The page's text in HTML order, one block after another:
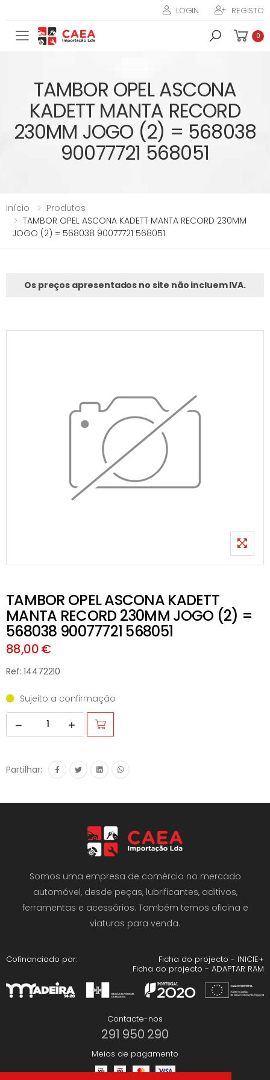
LOGIN REGISTO
Toggle mobile menu 0
TAMBOR OPEL ASCONA
KADETT MANTA RECORD
230MM JOGO (2) = 568038
90077721 568051
Início
Produtos
TAMBOR OPEL ASCONA KADETT MANTA RECORD 230MM
JOGO (2) = 568038 90077721 568051
Os preços apresentados no site não incluem IVA.
TAMBOR OPEL ASCONA KADETT
MANTA RECORD 230MM JOGO (2) =
568038 90077721 568051
88,00 €
Ref: 14472210
Sujeito a confirmação
Partilhar:
Somos uma empresa de comércio no mercado
automóvel, desde peças, lubrificantes, aditivos,
ferramentas e acessórios. Também temos oficina e
viaturas para venda.
Cofinanciado por:
Ficha do projecto - INICIE+
Ficha do projecto - ADAPTAR RAM
Contacte-nos
291 950 290
Meios de pagamento